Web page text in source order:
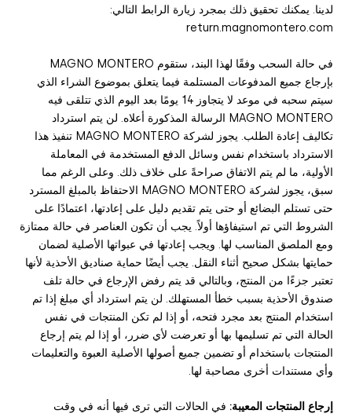
لدينا. يمكنك تحقيق ذلك بمجرد زيارة الرابط التالي:
return.magnomontero.com
في حالة السحب وفقًا لهذا البند، ستقوم MAGNO MONTERO
بإرجاع جميع المدفوعات المستلمة فيما يتعلق بموضوع الشراء الذي
سيتم سحبه في موعد لا يتجاوز 14 يومًا بعد اليوم الذي تتلقى فيه
MAGNO MONTERO الرسالة المذكورة أعلاه. لن يتم استرداد
تكاليف إعادة الطلب. يجوز لشركة MAGNO MONTERO تنفيذ هذا
الاسترداد باستخدام نفس وسائل الدفع المستخدمة في المعاملة
الأولية، ما لم يتم الاتفاق صراحةً على خلاف ذلك. وعلى الرغم مما
سبق، يجوز لشركة MAGNO MONTERO الاحتفاظ بالمبلغ المسترد
حتى تستلم البضائع أو حتى يتم تقديم دليل على إعادتها، اعتمادًا على
الشروط التي تم استيفاؤها أولاً. يجب أن تكون العناصر في حالة ممتازة
ومع الملصق المناسب لها. ويجب إعادتها في عبواتها الأصلية لضمان
حمايتها بشكل صحيح أثناء النقل. يجب أيضًا حماية صناديق الأحذية لأنها
تعتبر جزءًا من المنتج، وبالتالي قد يتم رفض الإرجاع في حالة تلف
صندوق الأحذية بسبب خطأ المستهلك. لن يتم استرداد أي مبلغ إذا تم
استخدام المنتج بعد مجرد فتحه، أو إذا لم تكن المنتجات في نفس
الحالة التي تم تسليمها بها أو تعرضت لأي ضرر، أو إذا لم يتم إرجاع
المنتجات باستخدام أو تضمين جميع أصولها الأصلية العبوة والتعليمات
وأي مستندات أخرى مصاحبة لها.
إرجاع المنتجات المعيبة: في الحالات التي ترى فيها أنه في وقت